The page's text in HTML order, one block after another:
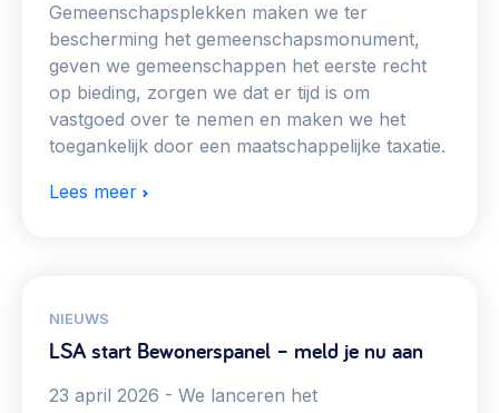
Gemeenschapsplekken maken we ter
bescherming het gemeenschapsmonument,
geven we gemeenschappen het eerste recht
op bieding, zorgen we dat er tijd is om
vastgoed over te nemen en maken we het
toegankelijk door een maatschappelijke taxatie.
Lees meer
NIEUWS
LSA start Bewonerspanel – meld je nu aan
23 april 2026
We lanceren het